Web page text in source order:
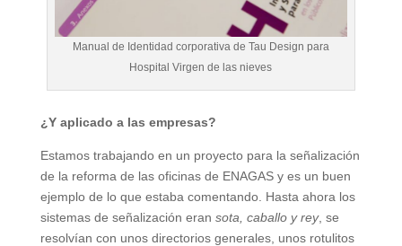
Manual de Identidad corporativa de Tau Design para
Hospital Virgen de las nieves
¿Y aplicado a las empresas?
Estamos trabajando en un proyecto para la señalización
de la reforma de las oficinas de ENAGAS y es un buen
ejemplo de lo que estaba comentando. Hasta ahora los
sistemas de señalización eran sota, caballo y rey, se
resolvían con unos directorios generales, unos rotulitos